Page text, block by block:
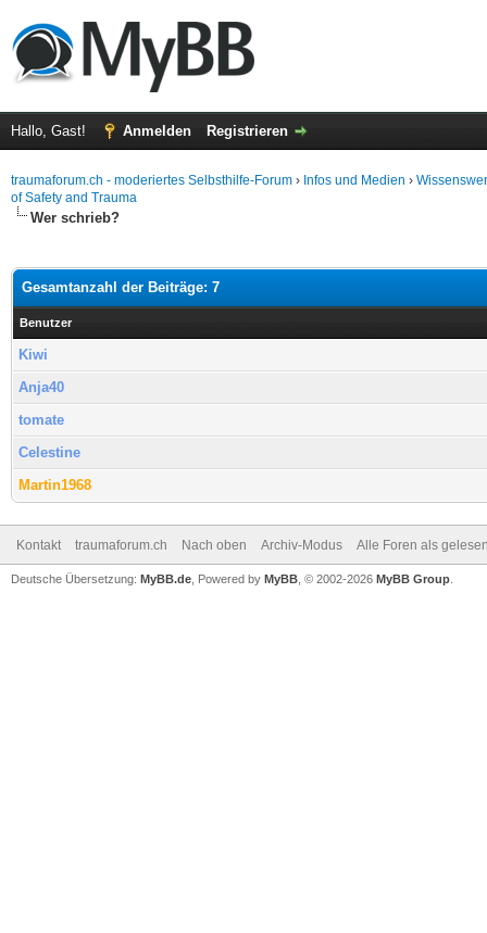
Hallo, Gast! Anmelden Registrieren
traumaforum.ch - moderiertes Selbsthilfe-Forum › Infos und Medien ›
of Safety and Trauma
Wer schrieb?
Gesamtanzahl der Beiträge: 7
Benutzer
Kiwi
Anja40
tomate
Celestine
Martin1968
Kontakt traumaforum.ch Nach oben Archiv-Modus Alle Foren als
Deutsche Übersetzung: MyBB.de , Powered by MyBB , © 2002-2026 MyBB Group